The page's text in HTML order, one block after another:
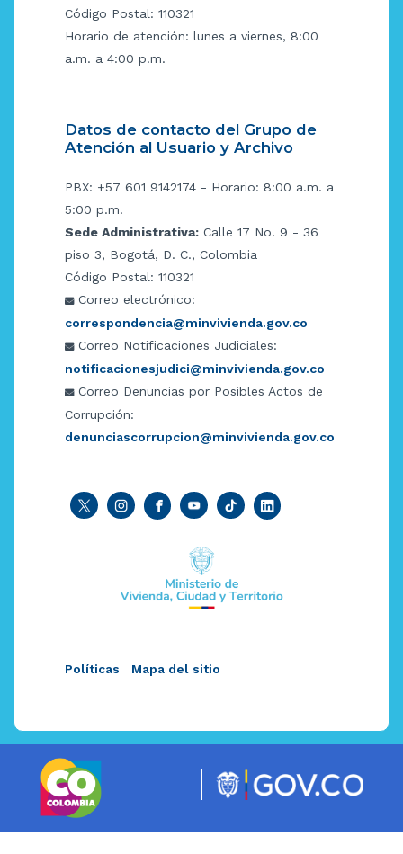
Código Postal: 110321
Horario de atención: lunes a viernes, 8:00
a.m. a 4:00 p.m.
Datos de contacto del Grupo de
Atención al Usuario y Archivo
PBX: +57 601 9142174 - Horario: 8:00 a.m. a
5:00 p.m.
Sede Administrativa: Calle 17 No. 9 - 36
piso 3, Bogotá, D. C., Colombia
Código Postal: 110321
Correo electrónico:
correspondencia@minvivienda.gov.co
Correo Notificaciones Judiciales:
notificacionesjudici@minvivienda.gov.co
Correo Denuncias por Posibles Actos de
Corrupción:
denunciascorrupcion@minvivienda.gov.co
Políticas Mapa del sitio